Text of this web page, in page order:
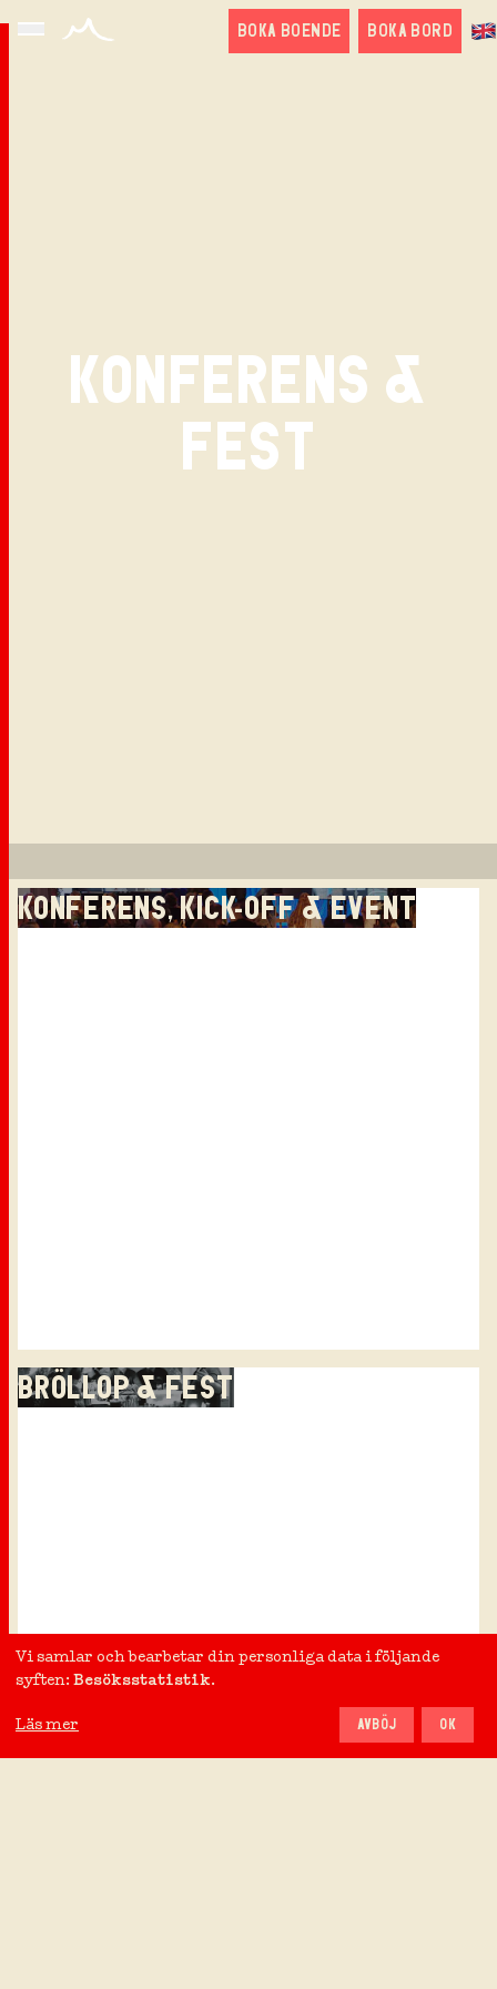
BOKA BOENDE BOKA BORD
KONFERENS &
FEST
KONFERENS, KICK-OFF & EVENT
BRÖLLOP & FEST
Vi samlar och bearbetar din personliga data i följande
syften:Besöksstatistik.
Läs mer
AVBÖJ OK